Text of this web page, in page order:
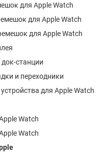
для Apple Watch
для Apple Watch
для Apple Watch
станции
и переходники
для Apple Watch
Watch
Watch